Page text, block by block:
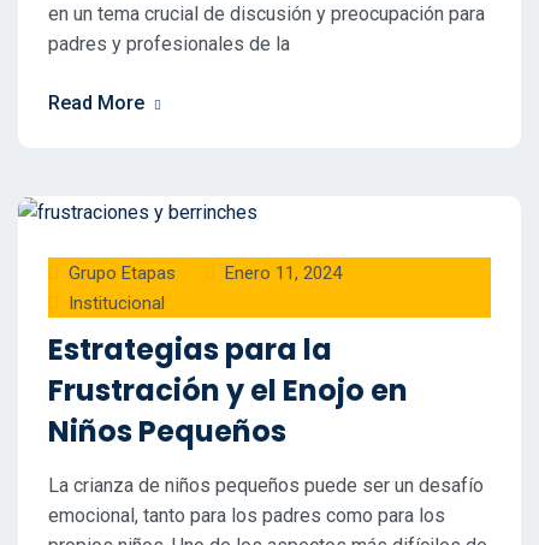
en un tema crucial de discusión y preocupación para
padres y profesionales de la
Read More
Grupo Etapas
Enero 11, 2024
Institucional
Estrategias para la
Frustración y el Enojo en
Niños Pequeños
La crianza de niños pequeños puede ser un desafío
emocional, tanto para los padres como para los